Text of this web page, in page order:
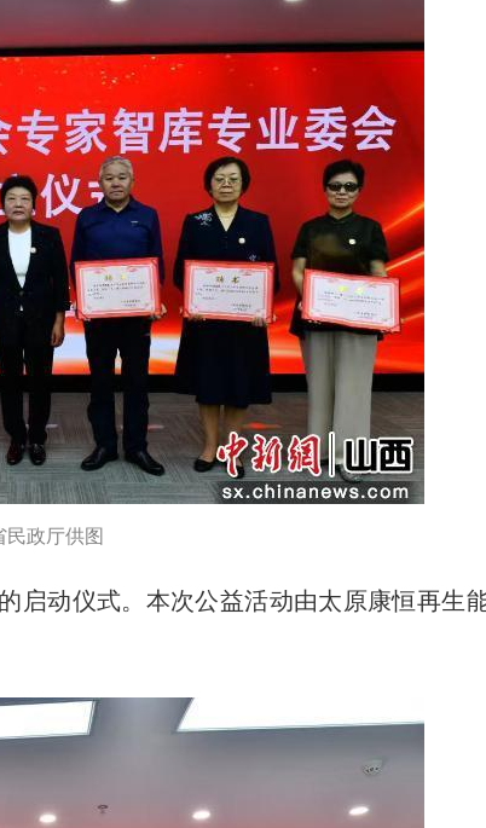
民政厅供图
动仪式。本次公益活动由太原康恒再生